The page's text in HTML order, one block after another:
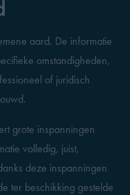
aard. De informatie
omstandigheden,
of juridisch
grote inspanningen
volledig, juist,
deze inspanningen
ter beschikking gestelde